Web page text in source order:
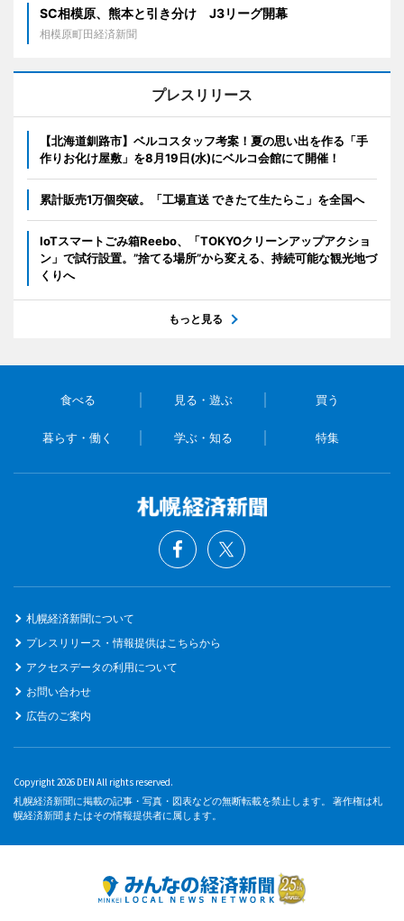
SC相模原、熊本と引き分け J3リーグ開幕
相模原町田経済新聞
プレスリリース
【北海道釧路市】ベルコスタッフ考案！夏の思い出を作る「手
作りお化け屋敷」を8月19日(水)にベルコ会館にて開催！
累計販売1万個突破。「工場直送 できたて生たらこ」を全国へ
IoTスマートごみ箱Reebo、「TOKYOクリーンアップアクショ
ン」で試行設置。”捨てる場所”から変える、持続可能な観光地づ
くりへ
もっと見る
食べる 見る・遊ぶ 買う
暮らす・働く 学ぶ・知る 特集
札幌経済新聞について
プレスリリース・情報提供はこちらから
アクセスデータの利用について
お問い合わせ
広告のご案内
Copyright 2026 DEN All rights reserved.
札幌経済新聞に掲載の記事・写真・図表などの無断転載を禁止します。 著作権は札
幌経済新聞またはその情報提供者に属します。